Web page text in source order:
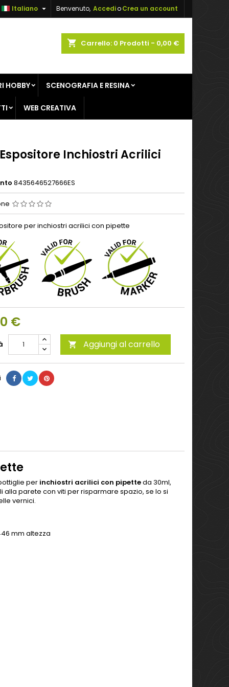
Benvenuto, AccedioCrea un account
Italiano 
shopping_cart Carrello: 0 Prodotti - 0,00 €
HOBBY SCENOGRAFIA E RESINA
WEB CREATIVA
Espositore Inchiostri Acrilici
8435646527666ES
per inchiostri acrilici con pipette
€
 Aggiungi al carrello
per inchiostri acrilici con pipetteda 30ml,
parete con viti per risparmare spazio, se lo si
vernici.
mm altezza